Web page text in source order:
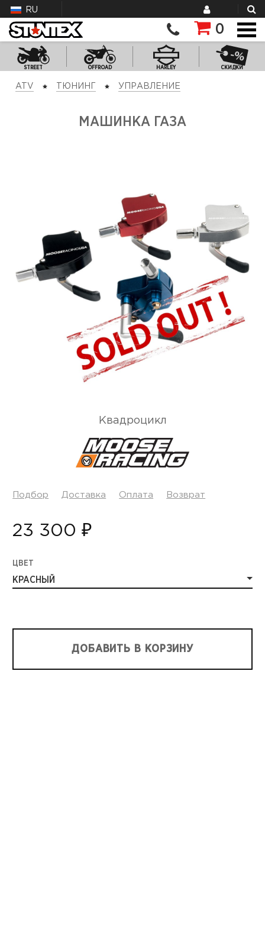
RU
0
STREET OFFROAD HARLEY СКИДКИ
ATV ТЮНИНГ УПРАВЛЕНИЕ
МАШИНКА ГАЗА
Квадроцикл
Подбор Доставка Оплата Возврат
23 300 ₽
ЦВЕТ
КРАСНЫЙ
ДОБАВИТЬ В КОРЗИНУ